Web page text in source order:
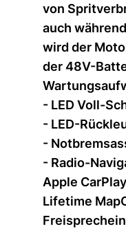
von
auch
wird der
der 48V-
- LED Voll-
- LED-
-
- Radio-
Apple
Lifetime